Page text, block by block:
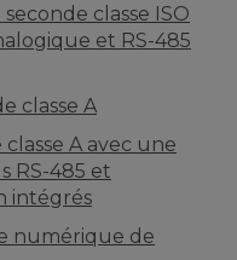
classe ISO
et RS-485
classe A
A avec une
RS-485 et
intégrés
numérique de